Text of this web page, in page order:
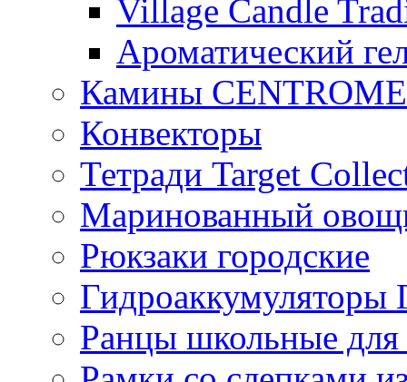
Village Candle
Ароматический
Камины
Конвекторы
Тетради Target
Маринованный
Рюкзаки городские
Ранцы школьные